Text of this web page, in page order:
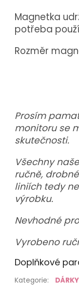
Magnetka
potřeba
Rozměr
Prosím
monitoru se
skutečnosti.
Všechny
ručně,
liniích tedy
výrobku.
Nevhodné
Vyrobeno
Doplňkové
Kategorie:
DÁRKY